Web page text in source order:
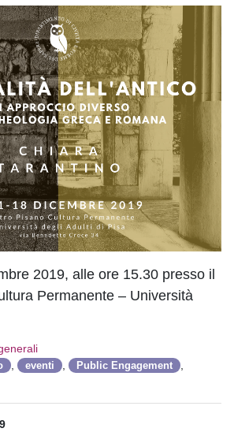
2019, alle ore 15.30 presso il
Permanente – Università
eventi Public Engagement